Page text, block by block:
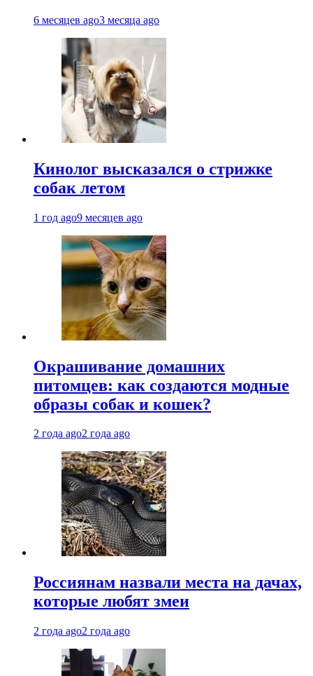
6 месяцев ago3 месяца ago
Кинолог высказался о стрижке
собак летом
1 год ago9 месяцев ago
Окрашивание домашних
питомцев: как создаются модные
образы собак и кошек?
2 года ago2 года ago
Россиянам назвали места на дачах,
которые любят змеи
2 года ago2 года ago